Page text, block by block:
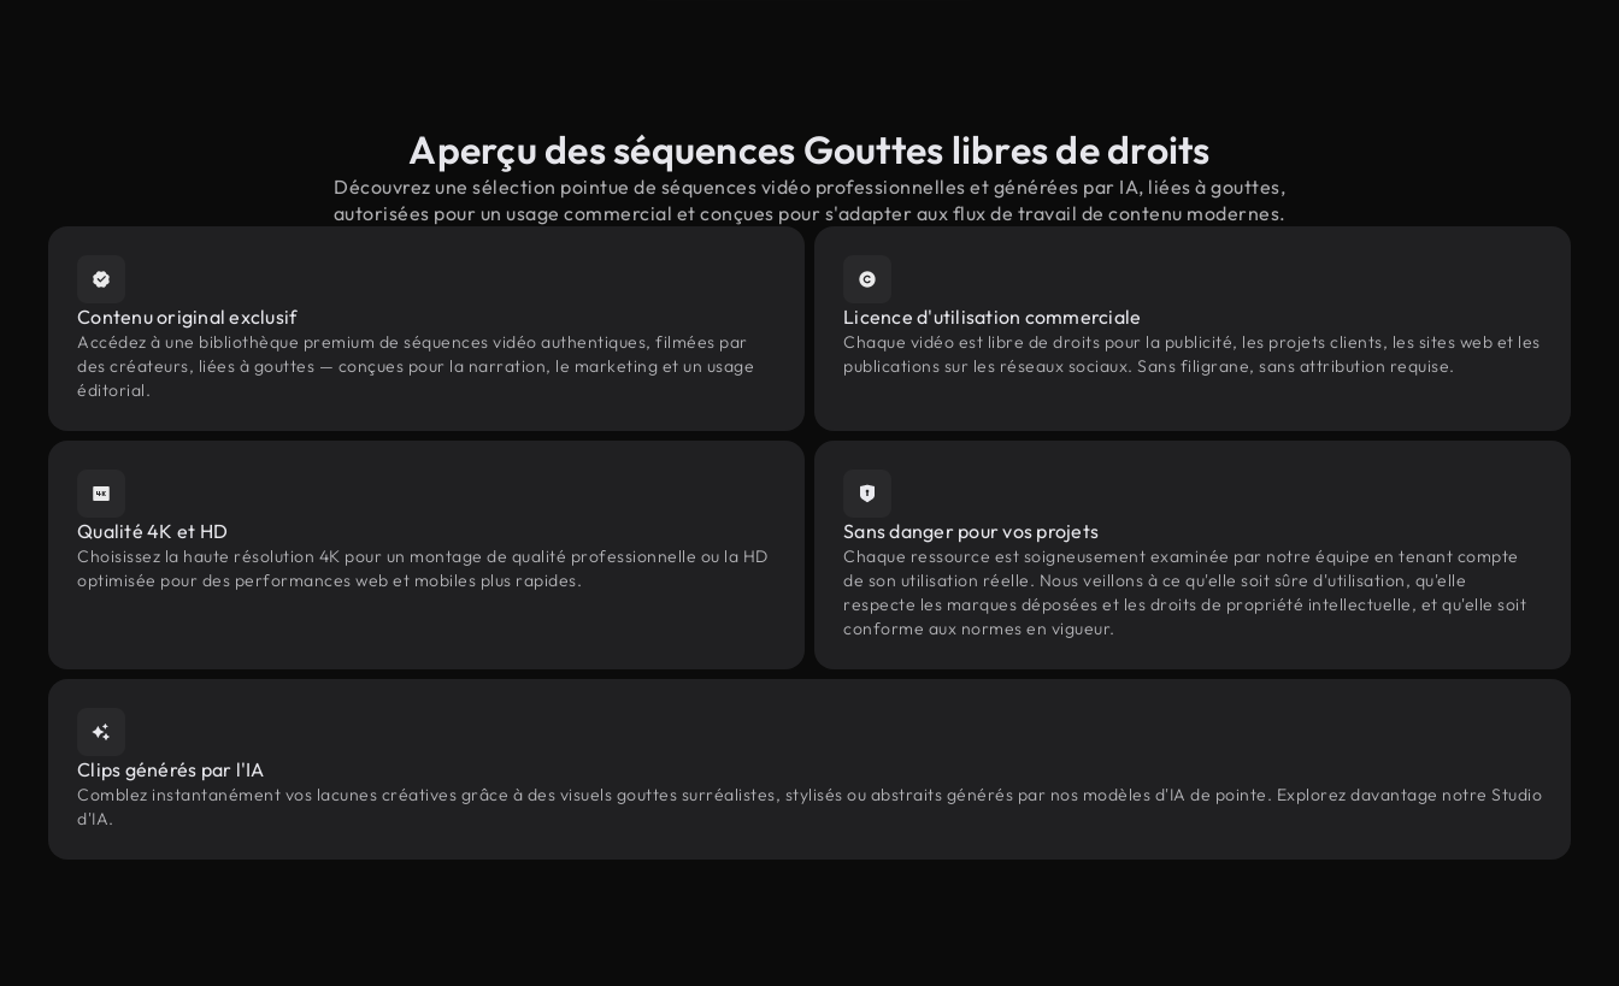
Aperçu des séquences Gouttes libres de droits
Découvrez une sélection pointue de séquences vidéo professionnelles et générées par IA, liées à gouttes,
autorisées pour un usage commercial et conçues pour s'adapter aux flux de travail de contenu modernes.
Contenu original exclusif
Accédez à une bibliothèque premium de séquences vidéo authentiques, filmées par
des créateurs, liées à gouttes — conçues pour la narration, le marketing et un usage
éditorial.
Licence d'utilisation commerciale
Chaque vidéo est libre de droits pour la publicité, les projets clients, les sites web et les
publications sur les réseaux sociaux. Sans filigrane, sans attribution requise.
Qualité 4K et HD
Choisissez la haute résolution 4K pour un montage de qualité professionnelle ou la HD
optimisée pour des performances web et mobiles plus rapides.
Sans danger pour vos projets
Chaque ressource est soigneusement examinée par notre équipe en tenant compte
de son utilisation réelle. Nous veillons à ce qu'elle soit sûre d'utilisation, qu'elle
respecte les marques déposées et les droits de propriété intellectuelle, et qu'elle soit
conforme aux normes en vigueur.
Clips générés par l'IA
Comblez instantanément vos lacunes créatives grâce à des visuels gouttes surréalistes, stylisés ou abstraits générés par nos modèles d'IA de pointe. Explorez davantage notre Studio
d'IA.